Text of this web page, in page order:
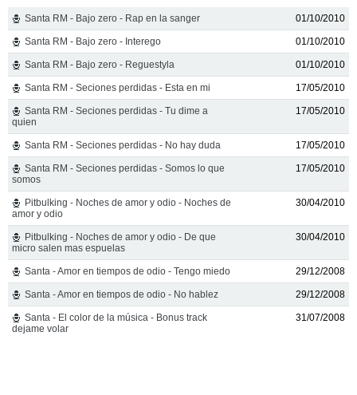
Santa RM - Bajo zero - Rap en la sanger 01/10/2010
Santa RM - Bajo zero - Interego 01/10/2010
Santa RM - Bajo zero - Reguestyla 01/10/2010
Santa RM - Seciones perdidas - Esta en mi 17/05/2010
Santa RM - Seciones perdidas - Tu dime a
quien
17/05/2010
Santa RM - Seciones perdidas - No hay duda 17/05/2010
Santa RM - Seciones perdidas - Somos lo que
somos
17/05/2010
Pitbulking - Noches de amor y odio - Noches de
amor y odio
30/04/2010
Pitbulking - Noches de amor y odio - De que
micro salen mas espuelas
30/04/2010
Santa - Amor en tiempos de odio - Tengo miedo 29/12/2008
Santa - Amor en tiempos de odio - No hablez 29/12/2008
Santa - El color de la música - Bonus track
dejame volar
31/07/2008